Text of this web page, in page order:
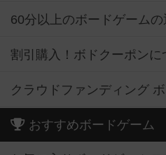
60分以上のボードゲーム
割引購入！ボドクーポンに
クラウドファンディング
おすすめボードゲーム